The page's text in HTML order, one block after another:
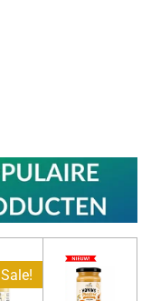
Sale!